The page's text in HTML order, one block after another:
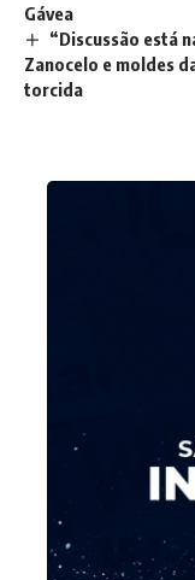
Gávea
“Discussão está
Zanocelo e moldes
torcida